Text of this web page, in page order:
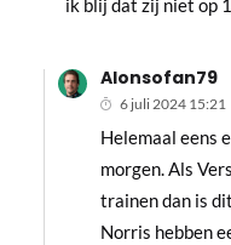
ik blij dat zij niet op
Alonsofan79
6 juli 2024 15:21
Helemaal eens
morgen. Als
trainen dan is
Norris hebben